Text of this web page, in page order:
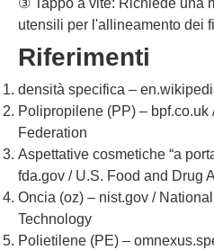
③ Tappo a vite: Richiede una
utensili per l'allineamento dei
Riferimenti
densità specifica –
Polipropilene (PP) – bpf.co.uk
Federation
Aspettative cosmetiche “a
fda.gov / U.S. Food and Drug
Oncia (oz) – nist.gov /
Technology
Polietilene (PE) –